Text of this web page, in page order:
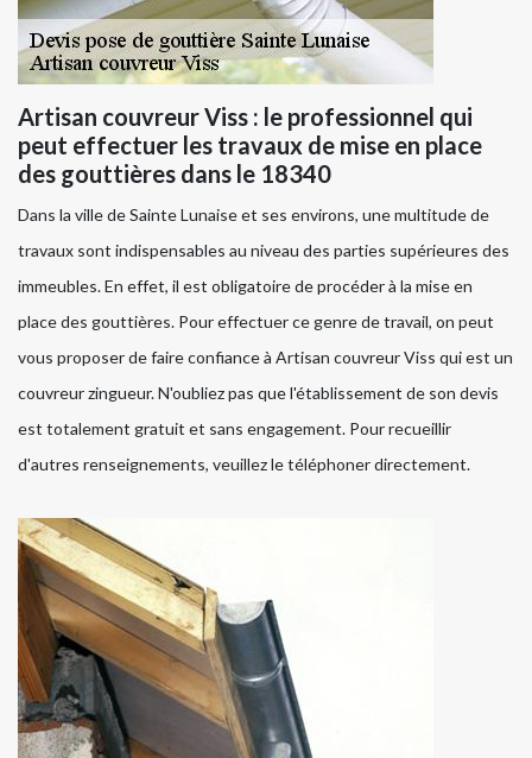
Artisan couvreur Viss : le professionnel qui
peut effectuer les travaux de mise en place
des gouttières dans le 18340
Dans la ville de Sainte Lunaise et ses environs, une multitude de
travaux sont indispensables au niveau des parties supérieures des
immeubles. En effet, il est obligatoire de procéder à la mise en
place des gouttières. Pour effectuer ce genre de travail, on peut
vous proposer de faire confiance à Artisan couvreur Viss qui est un
couvreur zingueur. N'oubliez pas que l'établissement de son devis
est totalement gratuit et sans engagement. Pour recueillir
d'autres renseignements, veuillez le téléphoner directement.